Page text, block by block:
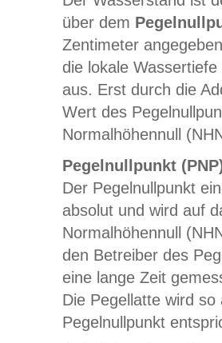
über dem
Zentimeter
die lokale
aus. Erst durch die
Wert des
Normalhöhennull
Pegelnullpunkt
Der Pegelnullpunkt
absolut und wird auf
Normalhöhennull
den Betreiber des
eine lange Zeit
Die Pegellatte wird
Pegelnullpunkt